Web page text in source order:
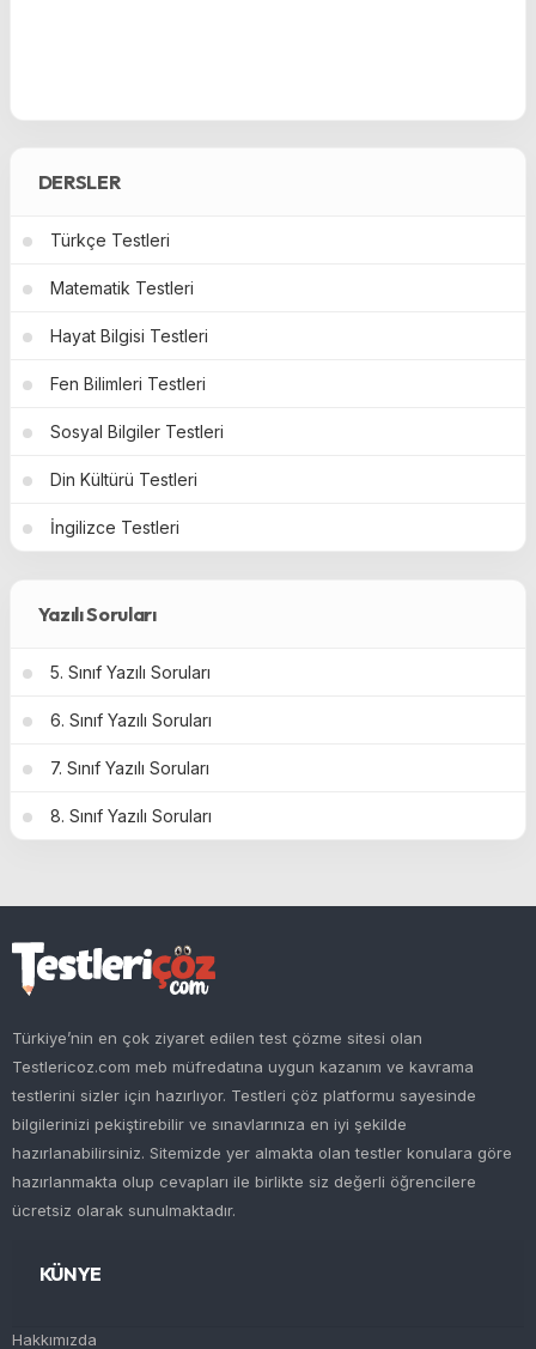
DERSLER
Türkçe Testleri
Matematik Testleri
Hayat Bilgisi Testleri
Fen Bilimleri Testleri
Sosyal Bilgiler Testleri
Din Kültürü Testleri
İngilizce Testleri
Yazılı Soruları
5. Sınıf Yazılı Soruları
6. Sınıf Yazılı Soruları
7. Sınıf Yazılı Soruları
8. Sınıf Yazılı Soruları
Türkiye’nin en çok ziyaret edilen test çözme sitesi olan
Testlericoz.com meb müfredatına uygun kazanım ve kavrama
testlerini sizler için hazırlıyor. Testleri çöz platformu sayesinde
bilgilerinizi pekiştirebilir ve sınavlarınıza en iyi şekilde
hazırlanabilirsiniz. Sitemizde yer almakta olan testler konulara göre
hazırlanmakta olup cevapları ile birlikte siz değerli öğrencilere
ücretsiz olarak sunulmaktadır.
KÜNYE
Hakkımızda